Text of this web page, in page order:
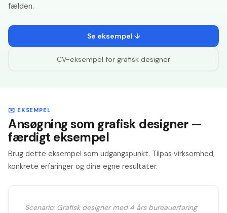
fælden.
Se eksempel ↓
CV-eksempel for grafisk designer
✉️ EKSEMPEL
Ansøgning som grafisk designer —
færdigt eksempel
Brug dette eksempel som udgangspunkt. Tilpas virksomhed,
konkrete erfaringer og dine egne resultater.
Scenario: Grafisk designer med 4 års bureauerfaring